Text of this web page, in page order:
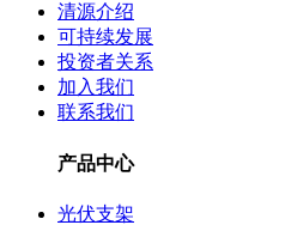
清源介绍
可持续发展
投资者关系
加入我们
联系我们
产品中心
光伏支架